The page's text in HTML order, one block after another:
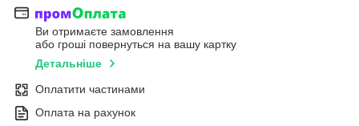
Ви отримаєте замовлення
або гроші повернуться на вашу картку
Детальніше
Оплатити частинами
Оплата на рахунок